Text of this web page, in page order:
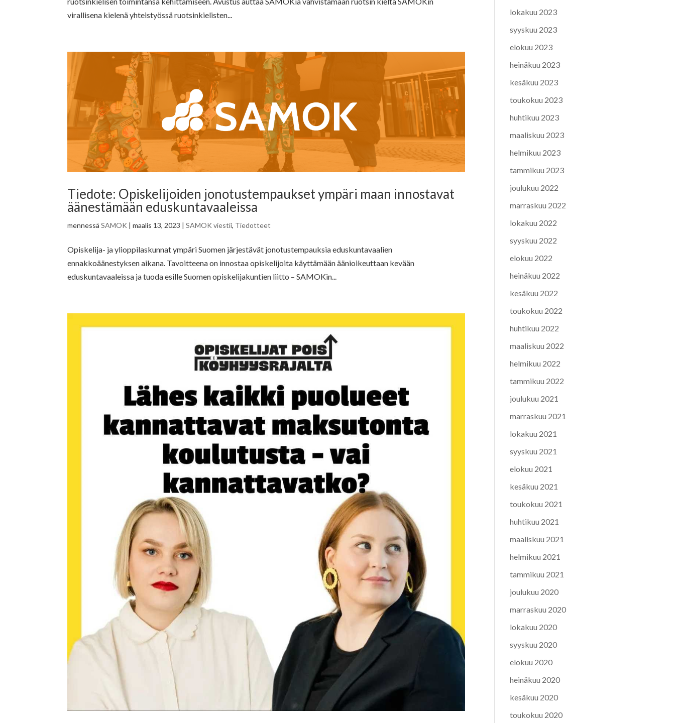
virallisena kielenä yhteistyössä ruotsinkielisten...
Tiedote: Opiskelijoiden jonotustempaukset ympäri maan innostavat
äänestämään eduskuntavaaleissa
mennessäSAMOK |maalis 13, 2023 |SAMOK viestii, Tiedotteet
Opiskelija- ja ylioppilaskunnat ympäri Suomen järjestävät jonotustempauksia eduskuntavaalien
ennakkoäänestyksen aikana. Tavoitteena on innostaa opiskelijoita käyttämään äänioikeuttaan kevään
eduskuntavaaleissa ja tuoda esille Suomen opiskelijakuntien liitto – SAMOKin...
lokakuu 2023
syyskuu 2023
elokuu 2023
heinäkuu 2023
kesäkuu 2023
toukokuu 2023
huhtikuu 2023
maaliskuu 2023
helmikuu 2023
tammikuu 2023
joulukuu 2022
marraskuu 2022
lokakuu 2022
syyskuu 2022
elokuu 2022
heinäkuu 2022
kesäkuu 2022
toukokuu 2022
huhtikuu 2022
maaliskuu 2022
helmikuu 2022
tammikuu 2022
joulukuu 2021
marraskuu 2021
lokakuu 2021
syyskuu 2021
elokuu 2021
kesäkuu 2021
toukokuu 2021
huhtikuu 2021
maaliskuu 2021
helmikuu 2021
tammikuu 2021
joulukuu 2020
marraskuu 2020
lokakuu 2020
syyskuu 2020
elokuu 2020
heinäkuu 2020
kesäkuu 2020
toukokuu 2020